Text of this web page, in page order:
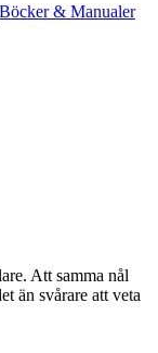
Böcker & Manualer
Att samma nål
än svårare att veta